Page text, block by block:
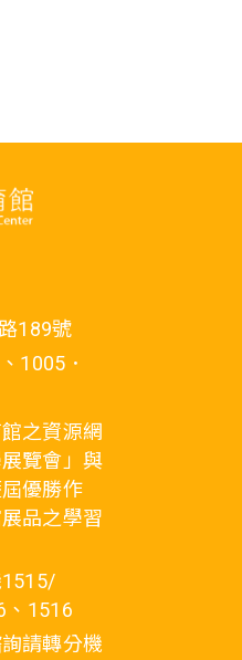
189號
1005．
之資源網
覽會」與
優勝作
品之學習
、1516
請轉分機